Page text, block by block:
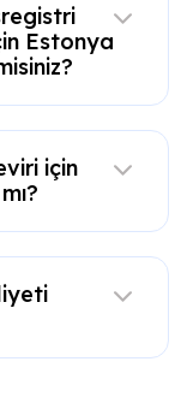
Estonya
için